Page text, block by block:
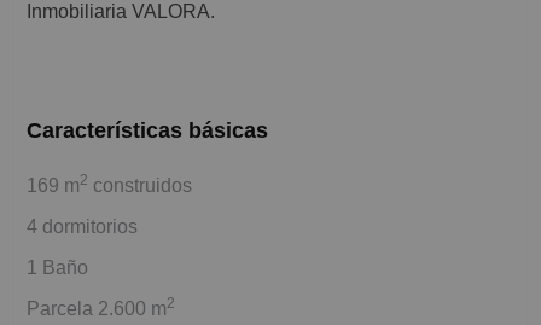
Inmobiliaria VALORA.
Características básicas
169 m2 construidos
4 dormitorios
1 Baño
Parcela 2.600 m2